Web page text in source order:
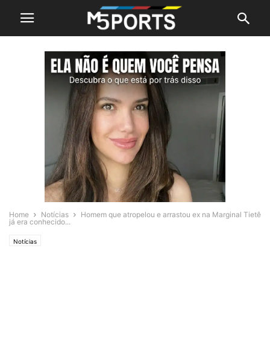
Home Notícias
Homem que atropelou e arrastou ex na Marginal Tietê
já era conhecido...
Notícias